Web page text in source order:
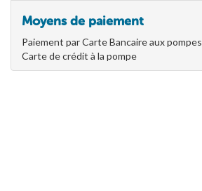
Moyens de paiement
Paiement par Carte Bancaire aux pompes
Carte de crédit à la pompe